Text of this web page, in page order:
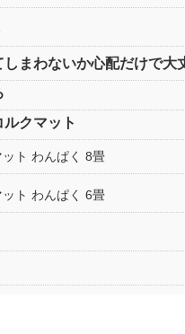
まわないか心配だけで大
クマット
ト わんぱく 8畳
ト わんぱく 6畳